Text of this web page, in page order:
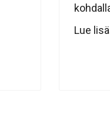
Lue